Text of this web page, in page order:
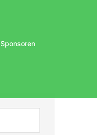
Sponsoren